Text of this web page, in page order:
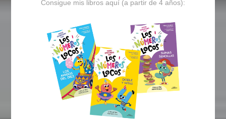
Consigue mis libros aquí (a partir de 4 años):